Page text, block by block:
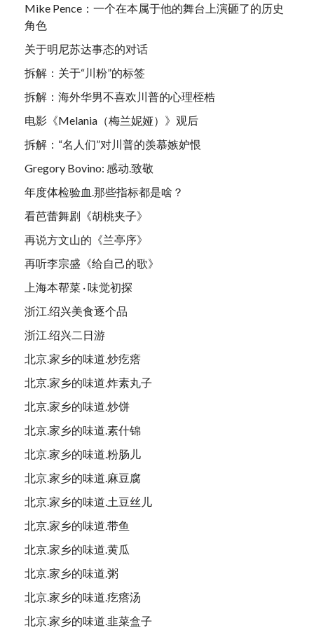
Mike Pence：一个在本属于他的舞台上演砸了的历史
角色
关于明尼苏达事态的对话
拆解：关于“川粉”的标签
拆解：海外华男不喜欢川普的心理桎梏
电影《Melania（梅兰妮娅）》观后
拆解：“名人们”对川普的羡慕嫉妒恨
Gregory Bovino: 感动.致敬
年度体检验血.那些指标都是啥？
看芭蕾舞剧《胡桃夹子》
再说方文山的《兰亭序》
再听李宗盛《给自己的歌》
上海本帮菜 · 味觉初探
浙江.绍兴美食逐个品
浙江.绍兴二日游
北京.家乡的味道.炒疙瘩
北京.家乡的味道.炸素丸子
北京.家乡的味道.炒饼
北京.家乡的味道.素什锦
北京.家乡的味道.粉肠儿
北京.家乡的味道.麻豆腐
北京.家乡的味道.土豆丝儿
北京.家乡的味道.带鱼
北京.家乡的味道.黄瓜
北京.家乡的味道.粥
北京.家乡的味道.疙瘩汤
北京.家乡的味道.韭菜盒子